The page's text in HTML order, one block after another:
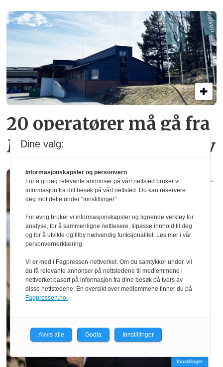
20 operatører må gå fra
Moelven Limtre i Moelv
–
Innstillinger
Dine valg:
Informasjonskapsler og personvern
For å gi deg relevante annonser på vårt nettsted bruker vi
informasjon fra ditt besøk på vårt nettsted. Du kan reservere
deg mot dette under "Innstillinger".
For øvrig bruker vi informasjonskapsler og lignende verktøy for
analyse, for å sammenligne nettlesere, tilpasse innhold til deg
og for å utvikle og tilby nødvendig funksjonalitet. Les mer i vår
personvernerklæring.
Vi er med i Fagpressen-nettverket. Om du samtykker under, vil
du få relevante annonser på nettstedene til medlemmene i
nettverket basert på informasjon fra dine besøk på tvers av
disse nettstedene. En oversikt over medlemmene finner du på
Fagpressen.no.
Avvis alle Godta Innstillinger